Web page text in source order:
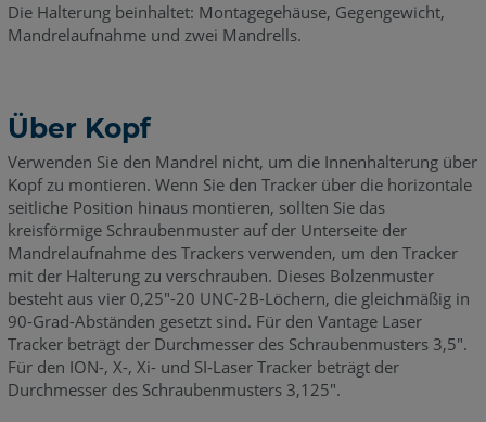
Die Halterung beinhaltet: Montagegehäuse, Gegengewicht,
Mandrelaufnahme und zwei Mandrells.
Über Kopf
Verwenden Sie den Mandrel nicht, um die Innenhalterung über
Kopf zu montieren. Wenn Sie den Tracker über die horizontale
seitliche Position hinaus montieren, sollten Sie das
kreisförmige Schraubenmuster auf der Unterseite der
Mandrelaufnahme des Trackers verwenden, um den Tracker
mit der Halterung zu verschrauben. Dieses Bolzenmuster
besteht aus vier 0,25"-20 UNC-2B-Löchern, die gleichmäßig in
90-Grad-Abständen gesetzt sind. Für den Vantage Laser
Tracker beträgt der Durchmesser des Schraubenmusters 3,5".
Für den ION-, X-, Xi- und SI-Laser Tracker beträgt der
Durchmesser des Schraubenmusters 3,125".